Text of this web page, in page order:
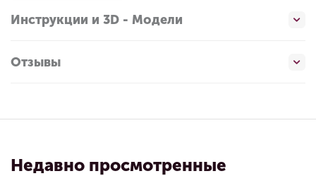
Инструкции и 3D - Модели
Отзывы
Недавно просмотренные